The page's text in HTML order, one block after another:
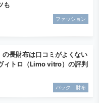
も
ファッション
長財布は口コミがよくない
ィトロ（Limo vitro）の評判
バック 財布